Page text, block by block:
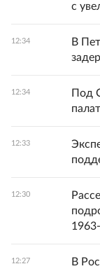
с
12:34
В
12:34
Под
12:33
12:30
12:27
В